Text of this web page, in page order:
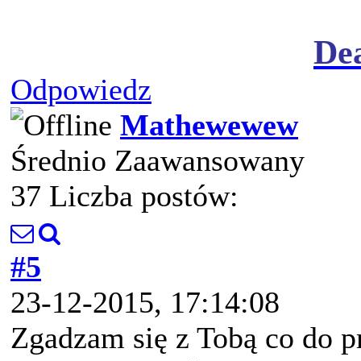
Odpowiedz
Mathewewew
Średnio Zaawansowany
37 Liczba postów:
#5
23-12-2015, 17:14:08
Zgadzam się z Tobą co do